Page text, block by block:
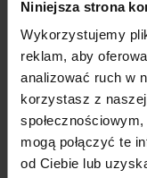
Niniejsza strona
Wykorzystujemy
reklam, aby
analizować ruch w
korzystasz z
mogą połączyć te
od Ciebie lub